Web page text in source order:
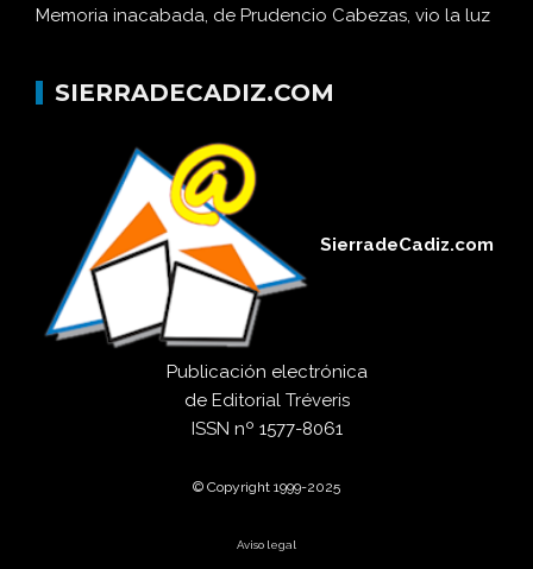
Memoria inacabada, de Prudencio Cabezas, vio la luz
SIERRADECADIZ.COM
SierradeCadiz.com
Publicación electrónica
de Editorial Tréveris
ISSN nº 1577-8061
© Copyright 1999-2025
Aviso legal